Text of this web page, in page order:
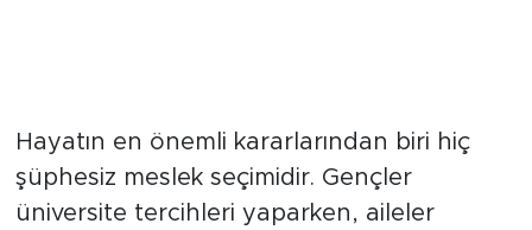
Hayatın en önemli kararlarından biri hiç
şüphesiz meslek seçimidir. Gençler
üniversite tercihleri yaparken, aileler